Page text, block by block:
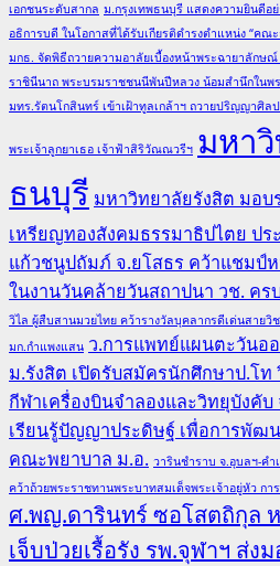
เอกชนระดับสากล ม.กรุงเทพธนบุรี แสดงความยินดีอ
อธิการบดี ในโอกาสที่ได้รับเกียรติดำรงตำแหน่ง “คณ
มกธ. จัดพิธีถวายความอาลัยเบื้องหน้าพระฉายาลักษณ์
ราชินีนาถ พระบรมราชชนนีพันปีหลวง น้อมสำนึกใน
มทร.รัตนโกสินทร์ เข้าเฝ้าทูลเกล้าฯ ถวายปริญญาศิ
พระเจ้าลูกยาเธอ เจ้าฟ้าสิริวัณณวรีฯ มหา
ธนบุรี มหาวิทยาลัยรังสิต มอ
เหรียญทองสังคมธรรมาธิปไตย ป
แก้วชนูปถัมภ์ จ.ยโสธร คว้าแชมป์ห
ในงานวันคล้ายวันสถาปนา วช. คร
วิไล ผู้สืบสานมวยไทย คว้ารางวัลบุคลากรดีเด่นสายวิ
มก.กำแพงแสน ว.การแพทย์แผนตะวันอ
ม.รังสิต เปิดรับสมัครนักศึกษาป.โท
กีฬาเครื่องบินจำลองและวิทยุบังคั
เรียนรู้ปัญญาประดิษฐ์ เพื่อการพัฒ
คณะพยาบาล ม.อ. วารินชำราบ จ.อุบลฯ-ค
คว้าถ้วยพระราชทานพระบาทสมเด็จพระเจ้าอยู่หัว กา
ศ.พญ.ดารินทร์ ซอโสตถิกุล
เจ็บป่วยเรื้อรัง รพ.จุฬาฯ ส่ง